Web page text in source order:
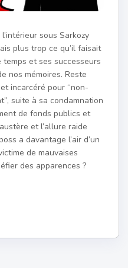
sous Sarkozy
plus trop ce qu’il faisait
et ses successeurs
nos mémoires. Reste
incarcéré pour “non-
suite à sa condamnation
de fonds publics et
et l’allure raide
a davantage l’air d’un
de mauvaises
des apparences ?